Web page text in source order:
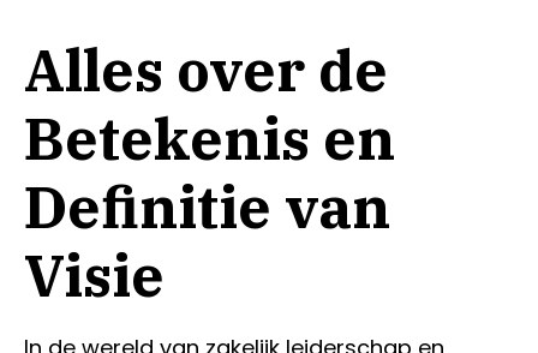
Alles over de
Betekenis en
Definitie van
Visie